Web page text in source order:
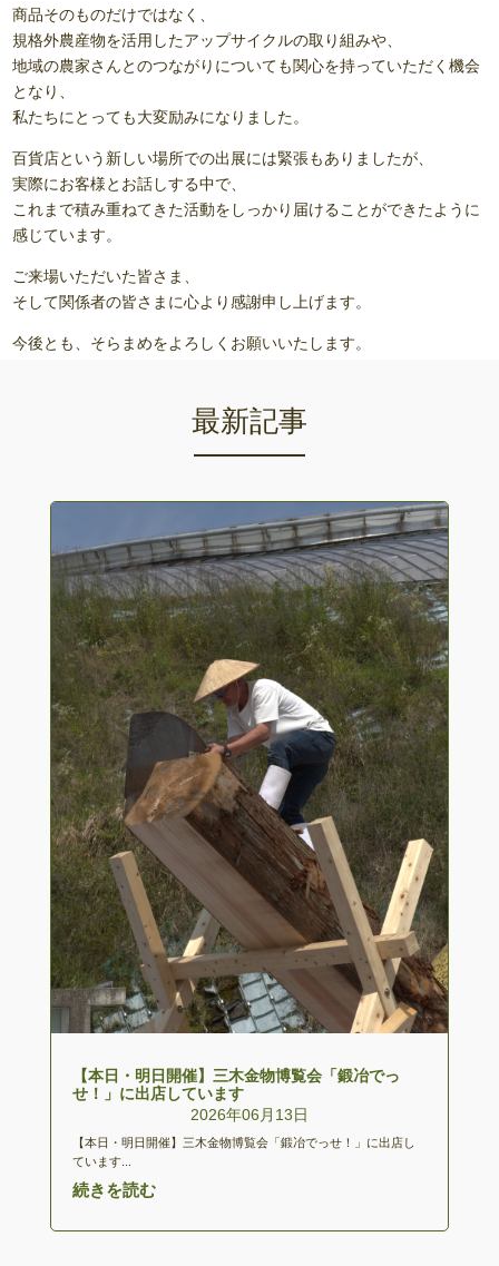
商品そのものだけではなく、
規格外農産物を活用したアップサイクルの取り組みや、
地域の農家さんとのつながりについても関心を持っていただく機会
となり、
私たちにとっても大変励みになりました。
百貨店という新しい場所での出展には緊張もありましたが、
実際にお客様とお話しする中で、
これまで積み重ねてきた活動をしっかり届けることができたように
感じています。
ご来場いただいた皆さま、
そして関係者の皆さまに心より感謝申し上げます。
今後とも、そらまめをよろしくお願いいたします。
最新記事
【本日・明日開催】三木金物博覧会「鍛冶でっ
せ！」に出店しています
2026年06月13日
【本日・明日開催】三木金物博覧会「鍛冶でっせ！」に出店し
ています...
続きを読む